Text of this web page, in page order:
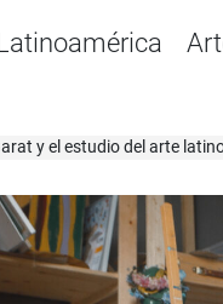
y el estudio del arte